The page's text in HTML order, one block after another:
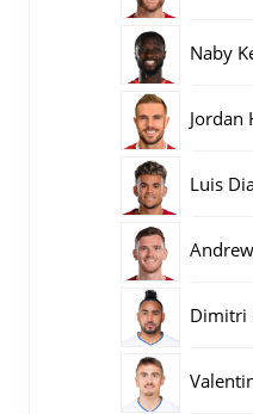
Naby
Jordan
Luis
Dimitri